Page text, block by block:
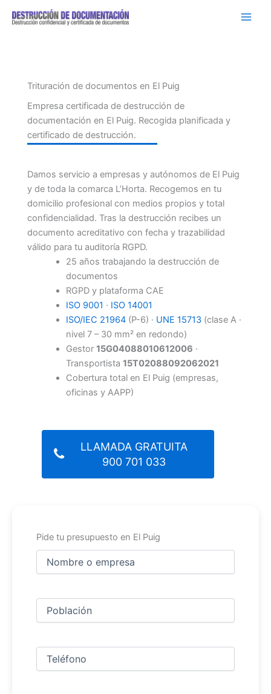
Trituración de documentos en El Puig
Empresa certificada de destrucción de
documentación en El Puig. Recogida planificada y
certificado de destrucción.
Damos servicio a empresas y autónomos de El Puig
y de toda la comarca L’Horta. Recogemos en tu
domicilio profesional con medios propios y total
confidencialidad. Tras la destrucción recibes un
documento acreditativo con fecha y trazabilidad
válido para tu auditoría RGPD.
25 años trabajando la destrucción de
documentos
RGPD y plataforma CAE
ISO 9001 · ISO 14001
ISO/IEC 21964(P-6) · UNE 15713(clase A ·
nivel 7 – 30 mm² en redondo)
Gestor 15G04088010612006 ·
Transportista 15T02088092062021
Cobertura total en El Puig (empresas,
oficinas y AAPP)
LLAMADA GRATUITA
900 701 033
Pide tu presupuesto en El Puig
Nombre
Ciudad
Teléfono